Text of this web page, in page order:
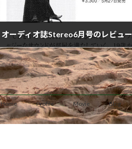
オーディオ誌Stereo6月号のレビュー
2026-05-23
Home Profile Movie Blog